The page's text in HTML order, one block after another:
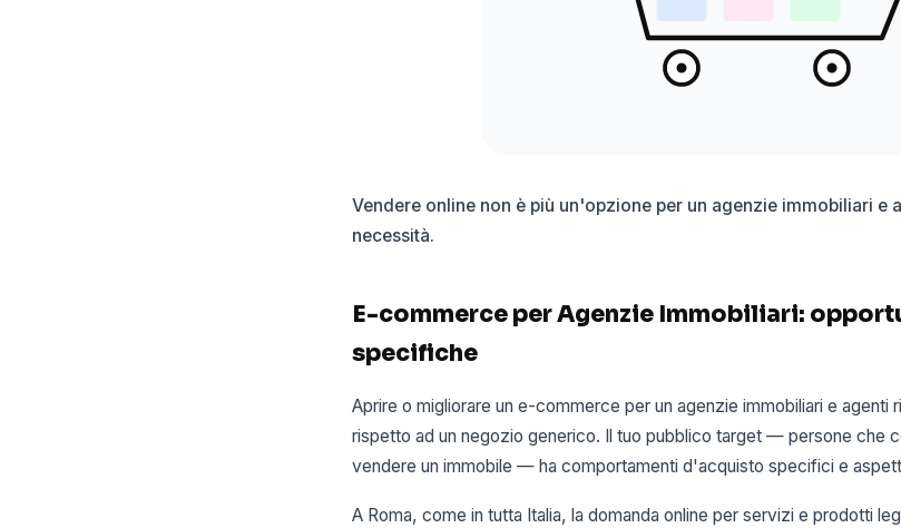
Vendere online non è più un'opzione per un agenzie immobiliari e
necessità.
E-commerce per Agenzie Immobiliari:
specifiche
Aprire o migliorare un e-commerce per un agenzie immobiliari e agenti
rispetto ad un negozio generico. Il tuo pubblico target — persone che
vendere un immobile — ha comportamenti d'acquisto specifici e
A Roma, come in tutta Italia, la domanda online per servizi e prodotti